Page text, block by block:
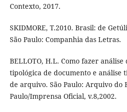
Contexto, 2017.
SKIDMORE, T.2010. Brasil: de
São Paulo: Companhia das Letras.
BELLOTO, H.L. Como fazer
tipológica de documento e análise
de arquivo. São Paulo: Arquivo do
Paulo/Imprensa Oficial, v.8,2002.